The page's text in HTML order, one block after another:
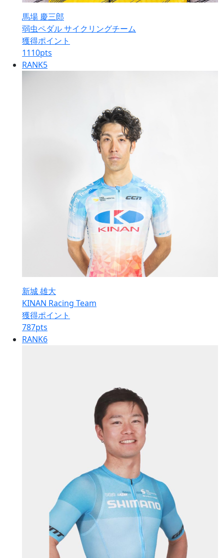
馬場 慶三郎
弱虫ペダル サイクリングチーム
獲得ポイント
1110pts
RANK5
新城 雄大
KINAN Racing Team
獲得ポイント
787pts
RANK6